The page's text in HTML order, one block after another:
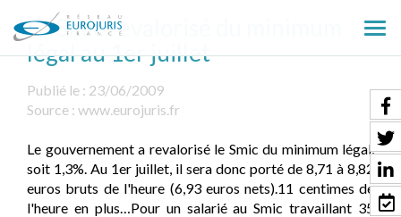
le
Le Smic revalorisé du minimum
légal au 1er juillet
Publié le : 23/06/2009
Source : www.eurojuris.fr
Le gouvernement a revalorisé le Smic du minimum légal,
soit 1,3%. Au 1er juillet, il sera donc porté de 8,71 à 8,82
euros bruts de l'heure (6,93 euros nets).11 centimes de
l'heure en plus…Pour un salarié au Smic travaillant 35